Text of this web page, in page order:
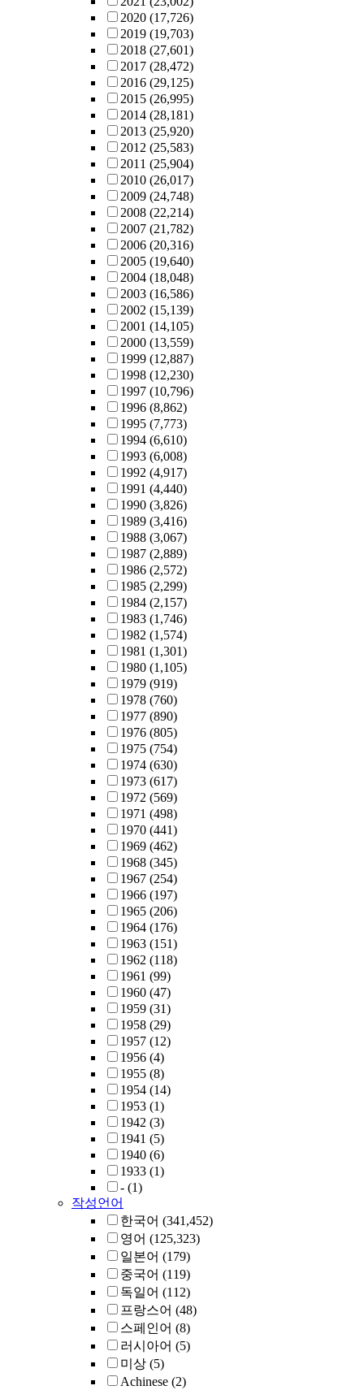
2020 (17,726)
2019 (19,703)
2018 (27,601)
2017 (28,472)
2016 (29,125)
2015 (26,995)
2014 (28,181)
2013 (25,920)
2012 (25,583)
2011 (25,904)
2010 (26,017)
2009 (24,748)
2008 (22,214)
2007 (21,782)
2006 (20,316)
2005 (19,640)
2004 (18,048)
2003 (16,586)
2002 (15,139)
2001 (14,105)
2000 (13,559)
1999 (12,887)
1998 (12,230)
1997 (10,796)
1996 (8,862)
1995 (7,773)
1994 (6,610)
1993 (6,008)
1992 (4,917)
1991 (4,440)
1990 (3,826)
1989 (3,416)
1988 (3,067)
1987 (2,889)
1986 (2,572)
1985 (2,299)
1984 (2,157)
1983 (1,746)
1982 (1,574)
1981 (1,301)
1980 (1,105)
1979 (919)
1978 (760)
1977 (890)
1976 (805)
1975 (754)
1974 (630)
1973 (617)
1972 (569)
1971 (498)
1970 (441)
1969 (462)
1968 (345)
1967 (254)
1966 (197)
1965 (206)
1964 (176)
1963 (151)
1962 (118)
1961 (99)
1960 (47)
1959 (31)
1958 (29)
1957 (12)
1956 (4)
1955 (8)
1954 (14)
1953 (1)
1942 (3)
1941 (5)
1940 (6)
1933 (1)
- (1)
작성언어
한국어 (341,452)
영어 (125,323)
일본어 (179)
중국어 (119)
독일어 (112)
프랑스어 (48)
스페인어 (8)
러시아어 (5)
미상 (5)
Achinese (2)